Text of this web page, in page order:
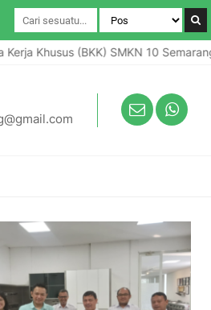
Khusus (BKK) SMKN 10 Semarang